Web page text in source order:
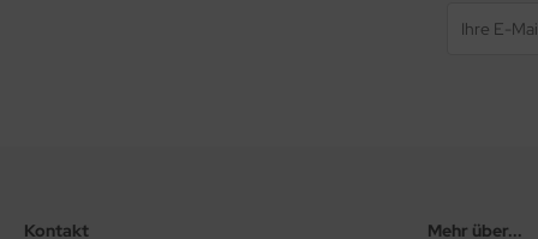
Kontakt Mehr über...